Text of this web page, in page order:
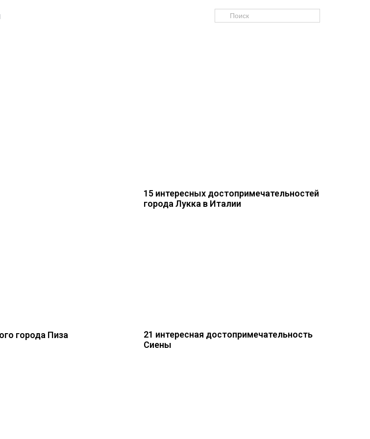
города Пиза
15 интересных достопримечательностей
города Лукка в Италии
21 интересная достопримечательность
Сиены